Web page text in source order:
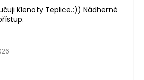
Klenoty Teplice.:)) Nádherné
obchodu je 5 z 5 hvězdiček.